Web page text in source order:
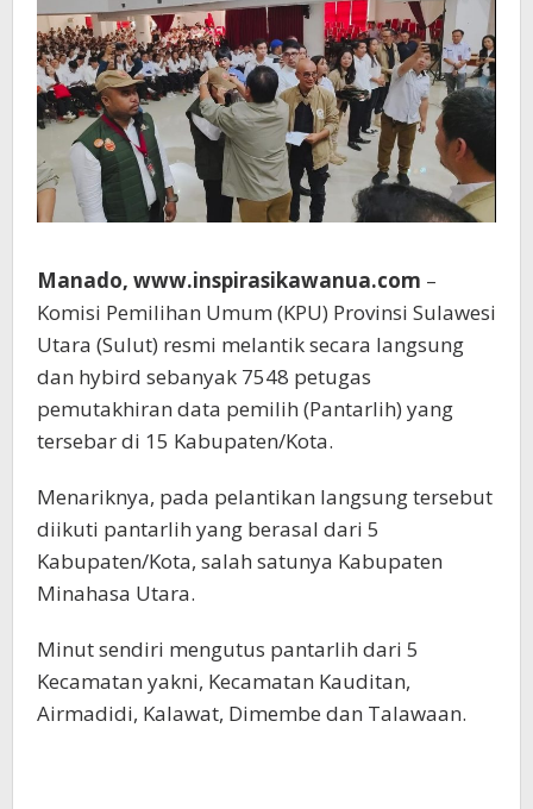
Manado, www.inspirasikawanua.com –
Komisi Pemilihan Umum (KPU) Provinsi Sulawesi
Utara (Sulut) resmi melantik secara langsung
dan hybird sebanyak 7548 petugas
pemutakhiran data pemilih (Pantarlih) yang
tersebar di 15 Kabupaten/Kota.
Menariknya, pada pelantikan langsung tersebut
diikuti pantarlih yang berasal dari 5
Kabupaten/Kota, salah satunya Kabupaten
Minahasa Utara.
Minut sendiri mengutus pantarlih dari 5
Kecamatan yakni, Kecamatan Kauditan,
Airmadidi, Kalawat, Dimembe dan Talawaan.